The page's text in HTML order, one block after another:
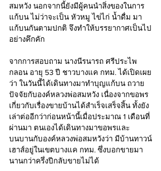
สมหวัง นอกจากนี้ยังมีผู้คนนำสิ่งของในการ
แก้บน ไม่ว่าจะเป็น หัวหมู ไข่ไก่ น้ำดื่ม มา
แก้บนกันตามปกติ จึงทำให้บรรยากาศเป็นไป
อย่างคึกคัก
จากการสอบถาม นางนีรนารถ ศรีประไพ
กลอน อายุ 53 ปี ชาวบางแค กทม. ได้เปิดเผย
ว่า ในวันนี้ได้เดินทางมาทำบุญแก้บน ถวาย
ปัจจัยกับองค์หลวงพ่อสมหวัง เนื่องจากขอพร
เกี่ยวกับเรื่องขายบ้านได้สำเร็จเสร็จสิ้น ทั้งยัง
เล่าต่ออีกว่าก่อนหน้านี้เมื่อประมาณ 1 เดือนที่
ผ่านมา ตนเองได้เดินทางมาขอพรและ
บนบานกับองค์หลวงพ่อสมหวังว่า มีบ้านทาวน์
เฮาส์อยู่ในเขตบางแค กทม. ซึ่งบอกขายมา
นานกว่าครึ่งปีกลับขายไม่ได้